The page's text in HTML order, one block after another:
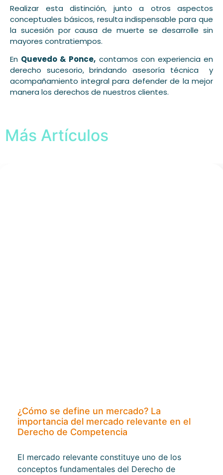
Realizar esta distinción, junto a otros aspectos
conceptuales básicos, resulta indispensable para que
la sucesión por causa de muerte se desarrolle sin
mayores contratiempos.
En Quevedo & Ponce, contamos con experiencia en
derecho sucesorio, brindando asesoría técnica y
acompañamiento integral para defender de la mejor
manera los derechos de nuestros clientes.
Más Artículos
¿Cómo se define un mercado? La
importancia del mercado relevante en el
Derecho de Competencia
El mercado relevante constituye uno de los
conceptos fundamentales del Derecho de